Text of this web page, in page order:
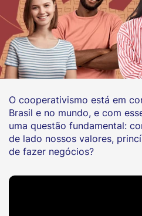
O cooperativismo está em
Brasil e no mundo, e com
uma questão fundamental:
de lado nossos valores,
de fazer negócios?